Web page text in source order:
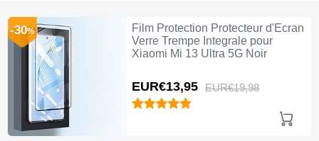
Film Protection Protecteur d'Ecran
Verre Trempe Integrale pour
Xiaomi Mi 13 Ultra 5G Noir
EUR€13,95 EUR€19,98
-30%